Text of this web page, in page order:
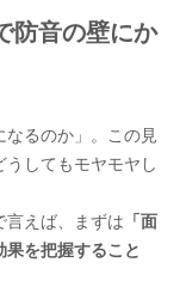
軽な防音グッズで
ロが止めたくな
だけか部屋全体
壁のみと部屋全
防音の壁にか
なるのか」。この見
してもモヤモヤし
えば、まずは 「面
を把握すること